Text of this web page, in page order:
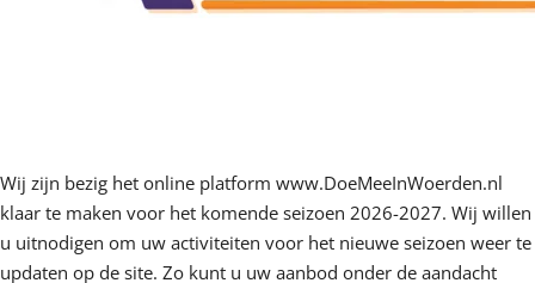
Wij zijn bezig het online platform www.DoeMeeInWoerden.nl
klaar te maken voor het komende seizoen 2026-2027. Wij willen
u uitnodigen om uw activiteiten voor het nieuwe seizoen weer te
updaten op de site. Zo kunt u uw aanbod onder de aandacht